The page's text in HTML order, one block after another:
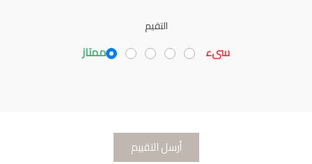
التقيم
سىء ممتاز